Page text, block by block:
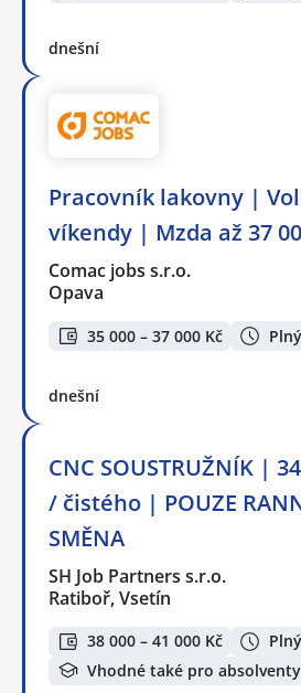
dnešní
Pracovník lakovny |
víkendy | Mzda až 37
Comac jobs s.r.o.
Opava
35 000 – 37 000 Kč
dnešní
CNC SOUSTRUŽNÍK |
/ čistého | POUZE
SMĚNA
SH Job Partners s.r.o.
Ratiboř, Vsetín
38 000 – 41 000 Kč
Vhodné také pro absolventy